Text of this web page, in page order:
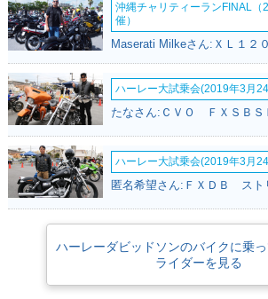
沖縄チャリティーランFINAL（
催）
ハーレー大試乗会(2019年3月
ハーレー大試乗会(2019年3月
ハーレーダビッドソンのバイクに乗
ライダーを見る